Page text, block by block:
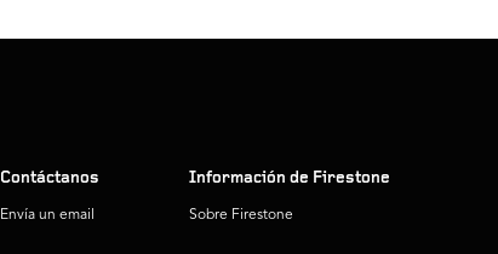
Contáctanos
Envía un email
Información de Firestone
Sobre Firestone